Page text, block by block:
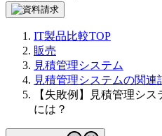
IT製品比較TOP
販売
見積管理システム
見積管理システムの関連
【失敗例】見積管理シ
には？